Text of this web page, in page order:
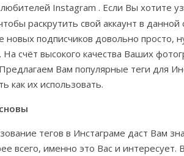
Instagram . Если Вы хотите
раскрутить свой аккаунт в
новых подписчиков довольно просто,
счёт высокого качества Ваших
Вам популярные теги для
как их использовать.
тегов в Инстаграме даст Вам
всего, именно это Вас и